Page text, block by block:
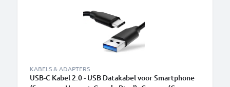
KABELS & ADAPTERS
USB-C Kabel 2.0 - USB Datakabel voor Smartphone